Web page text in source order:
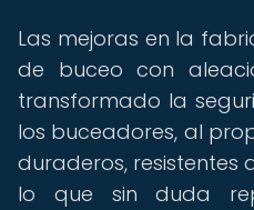
Las mejoras en la
de buceo con
transformado la
los buceadores, al
duraderos, resistentes
lo que sin duda